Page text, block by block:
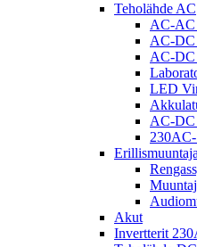
Teholähde AC
AC-AC
AC-DC
AC-DC
LED
AC-DC
Akut
Invertterit